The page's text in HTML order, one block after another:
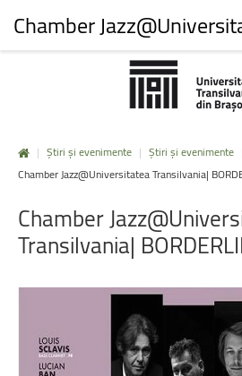
| Știri și evenimente | Știri și evenimente
Chamber Jazz@Universitatea Transilvania|
Chamber
Transilvania|